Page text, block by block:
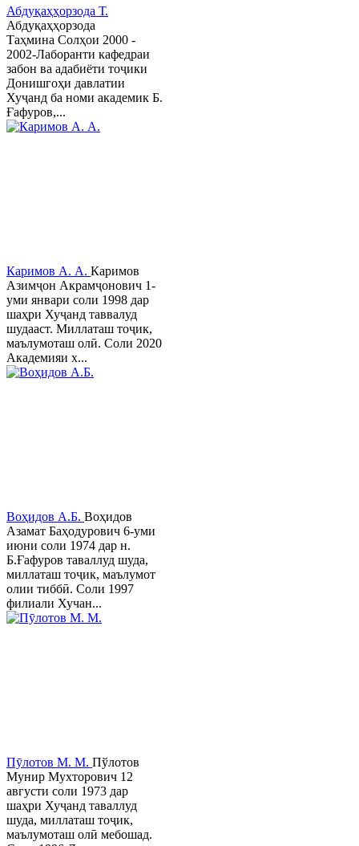
Абдуқаҳҳорзода Т.
Абдуқаҳҳорзода
Таҳмина Солҳои 2000 -
2002-Лаборанти кафедраи
забон ва адабиёти тоҷики
Донишгоҳи давлатии
Хуҷанд ба номи академик Б.
Ғафуров,...
Каримов А. А. Каримов
Азимҷон Акрамҷонович 1-
уми январи соли 1998 дар
шаҳри Хуҷанд таввалуд
шудааст. Миллаташ тоҷик,
маълумоташ олӣ. Соли 2020
Академияи х...
Воҳидов А.Б. Воҳидов
Азамат Баҳодурович 6-уми
июни соли 1974 дар н.
Б.Ғафуров таваллуд шуда,
миллаташ тоҷик, маълумот
олии тиббӣ. Соли 1997
филиали Хучан...
Пӯлотов М. М. Пўлотов
Мунир Мухторович 12
августи соли 1973 дар
шаҳри Хуҷанд таваллуд
шуда, миллаташ тоҷик,
маълумоташ олӣ мебошад.